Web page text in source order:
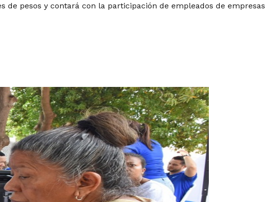
pesos y contará con la participación de empleados de empresas